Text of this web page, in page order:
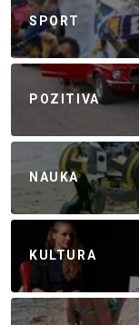
SPORT
POZITIVA
NAUKA
KULTURA